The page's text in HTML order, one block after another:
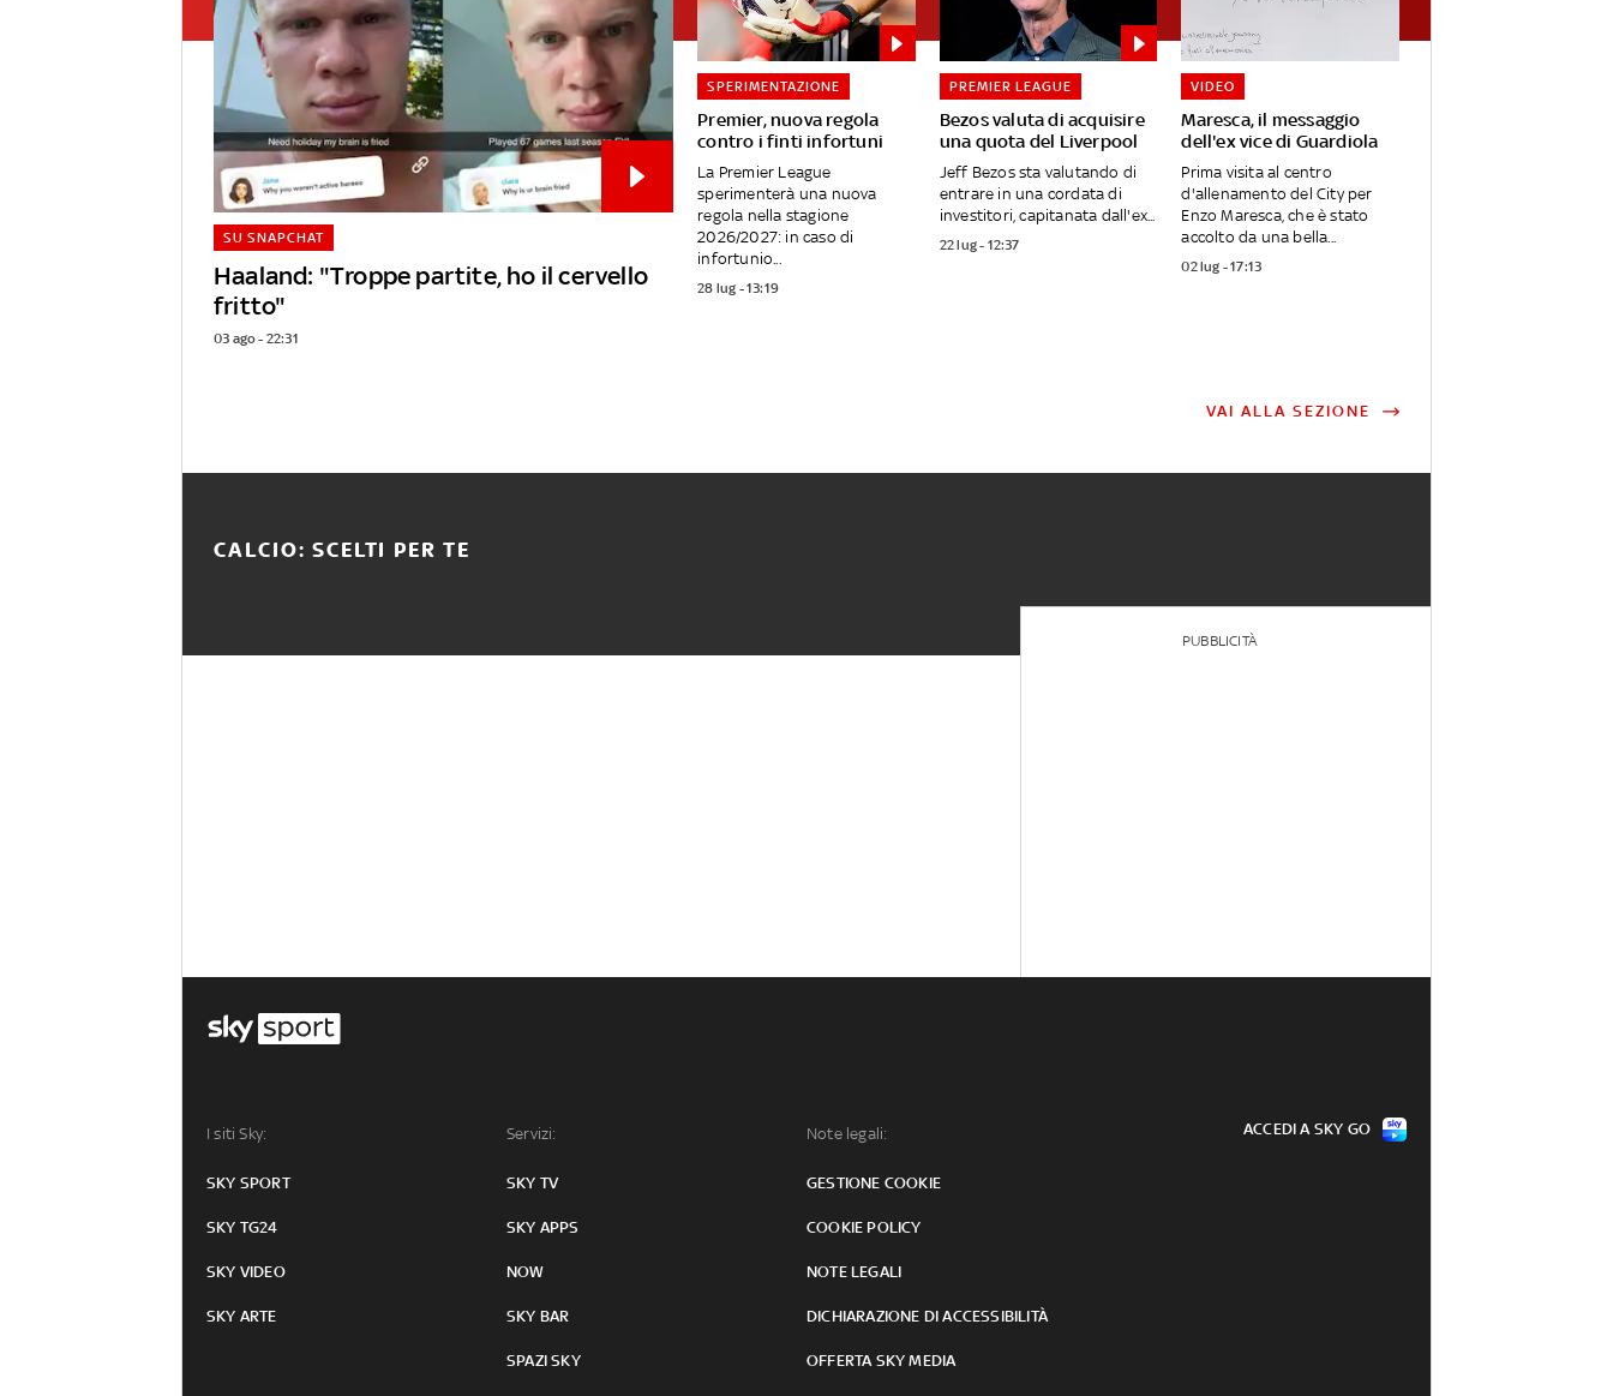
Haaland: "Troppe partite, ho il cervello
fritto"
SU SNAPCHAT
03 ago - 22:31
Premier, nuova regola
contro i finti infortuni
SPERIMENTAZIONE
La Premier League
sperimenterà una nuova
regola nella stagione
2026/2027: in caso di
infortunio...
28 lug - 13:19
Bezos valuta di acquisire
una quota del Liverpool
PREMIER LEAGUE
Jeff Bezos sta valutando di
entrare in una cordata di
investitori, capitanata dall'ex...
22 lug - 12:37
Maresca, il messaggio
dell'ex vice di Guardiola
VIDEO
Prima visita al centro
d'allenamento del City per
Enzo Maresca, che è stato
accolto da una bella...
02 lug - 17:13
VAI ALLA SEZIONE
CALCIO: SCELTI PER TE
PUBBLICITÀ
I siti Sky:
SKY SPORT
SKY TG24
SKY VIDEO
SKY ARTE
Servizi:
SKY TV
SKY APPS
NOW
SKY BAR
SPAZI SKY
Note legali:
GESTIONE COOKIE
COOKIE POLICY
NOTE LEGALI
DICHIARAZIONE DI ACCESSIBILITÀ
OFFERTA SKY MEDIA
ACCEDI A SKY GO